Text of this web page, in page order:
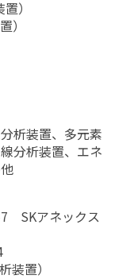
）
）
析装置、多元素
分析装置、エネ
7 SKアネックス
装置）